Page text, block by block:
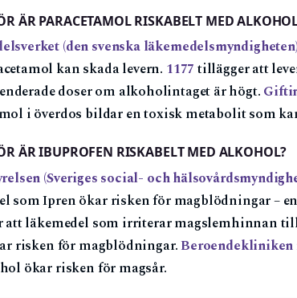
ÄR PARACETAMOL RISKABELT MED
(den svenska läkemedelsmyndigheten)
kan skada levern. 1177 tillägger att
doser om alkoholintaget är högt.
i överdos bildar en toxisk metabolit som
ÄR IBUPROFEN RISKABELT MED ALKOHOL?
(Sveriges social- och
som Ipren ökar risken för magblödningar –
att läkemedel som irriterar magslemhinnan
risken för magblödningar.Beroendekliniken
ökar risken för magsår.